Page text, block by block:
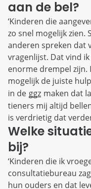
aan de bel?
‘Kinderen die
zo snel mogelijk zien.
anderen spreken dat
vragenlijst. Dat vind
enorme drempel zijn.
mogelijk de juiste
in de ggz maken dat
tieners mij altijd
is verdrietig dat
Welke
bij?
‘Kinderen die ik
consultatiebureau
hun ouders en dat